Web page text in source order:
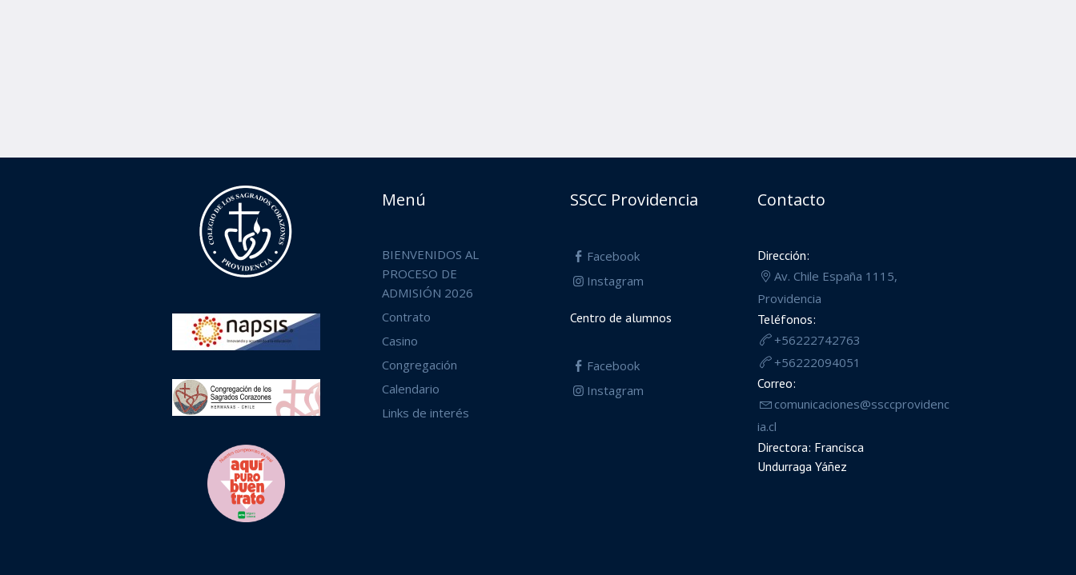
Menú
BIENVENIDOS AL
PROCESO DE
ADMISIÓN 2026
Contrato
Casino
Congregación
Calendario
Links de interés
SSCC Providencia
Facebook
Instagram
Centro de alumnos
Facebook
Instagram
Contacto
Dirección:
Av. Chile España 1115,
Providencia
Teléfonos:
+56222742763
+56222094051
Correo:
comunicaciones@ssccprovidenc
ia.cl
Directora: Francisca
Undurraga Yáñez